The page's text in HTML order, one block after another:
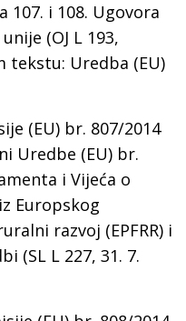
i 108. Ugovora
(OJ L 193,
tekstu: Uredba (EU)
(EU) br. 807/2014
Uredbe (EU) br.
i Vijeća o
Europskog
razvoj (EPFRR) i
(SL L 227, 31. 7.